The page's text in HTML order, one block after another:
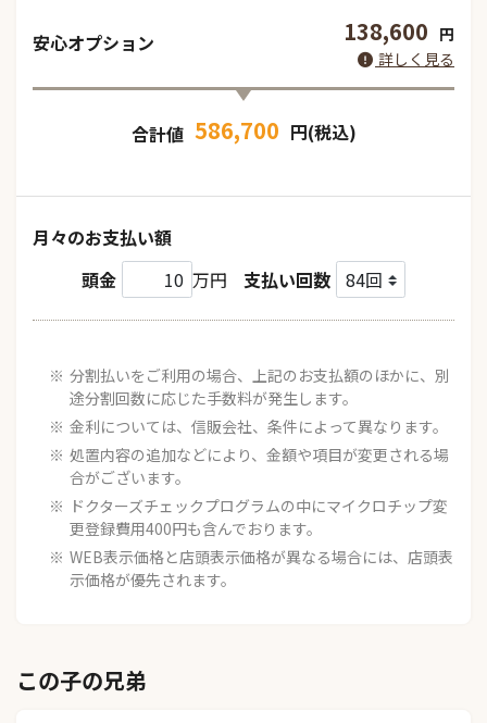
安心オプション 138,600 円
詳しく見る
合計値 586,700 円(税込)
月々のお支払い額
頭金
万円 支払い回数
分割払いをご利用の場合、上記のお支払額のほかに、別
途分割回数に応じた手数料が発生します。
金利については、信販会社、条件によって異なります。
処置内容の追加などにより、金額や項目が変更される場
合がございます。
ドクターズチェックプログラムの中にマイクロチップ変
更登録費用400円も含んでおります。
WEB表示価格と店頭表示価格が異なる場合には、店頭表
示価格が優先されます。
この子の兄弟